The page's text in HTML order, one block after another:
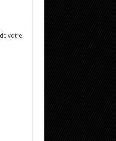
votre